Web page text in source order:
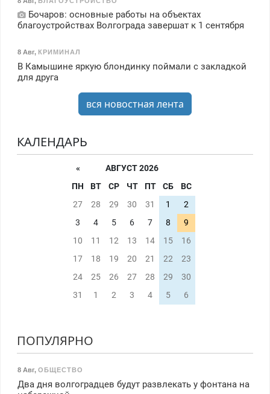
Бочаров: основные работы на объектах
благоустройствах Волгограда завершат к 1 сентября
8 Авг, КРИМИНАЛ
В Камышине яркую блондинку поймали с закладкой
для друга
вся новостная лента
КАЛЕНДАРЬ
«
АВГУСТ 2026
ПН
ВТ СР ЧТ ПТ СБ
ВС
27
28 29 30 31 1
2
3
4 5 6 7 8
9
10
11 12 13 14 15
16
17
18 19 20 21 22
23
24
25 26 27 28 29
30
31
1 2 3 4 5 6
ПОПУЛЯРНО
8 Авг, ОБЩЕСТВО
Два дня волгоградцев будут развлекать у фонтана на